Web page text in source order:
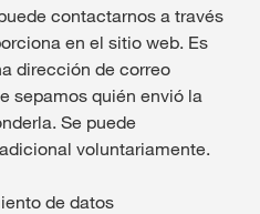
contactarnos a través
en el sitio web. Es
dirección de correo
sepamos quién envió la
Se puede
voluntariamente.
de datos